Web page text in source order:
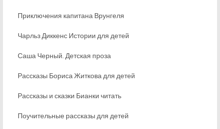
Приключения капитана Врунгеля
Чарльз Диккенс Истории для детей
Саша Черный. Детская проза
Рассказы Бориса Житкова для детей
Рассказы и сказки Бианки читать
Поучительные рассказы для детей